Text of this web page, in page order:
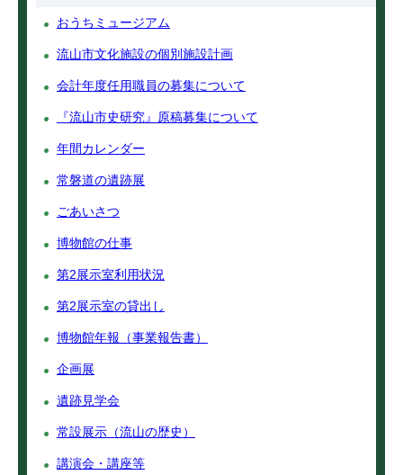
おうちミュージアム
流山市文化施設の個別施設計画
会計年度任用職員の募集について
『流山市史研究』原稿募集について
年間カレンダー
常磐道の遺跡展
ごあいさつ
博物館の仕事
第2展示室利用状況
第2展示室の貸出し
博物館年報（事業報告書）
企画展
遺跡見学会
常設展示（流山の歴史）
講演会・講座等